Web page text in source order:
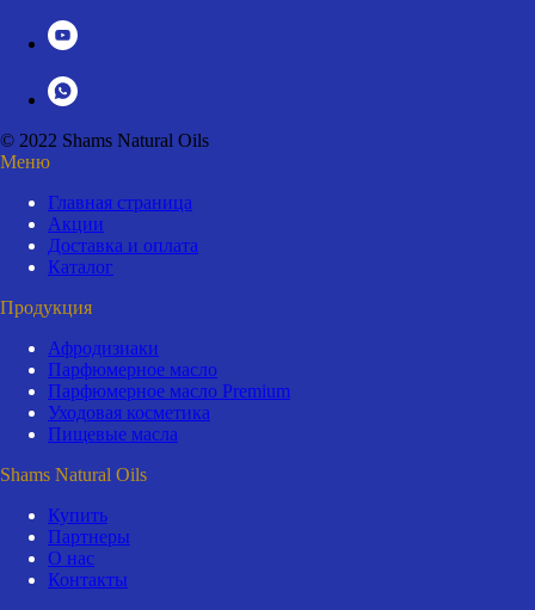
© 2022 Shams Natural Oils
Меню
Главная страница
Акции
Доставка и оплата
Каталог
Продукция
Афродизиаки
Парфюмерное масло
Парфюмерное масло Premium
Уходовая косметика
Пищевые масла
Shams Natural Oils
Купить
Партнеры
О нас
Контакты